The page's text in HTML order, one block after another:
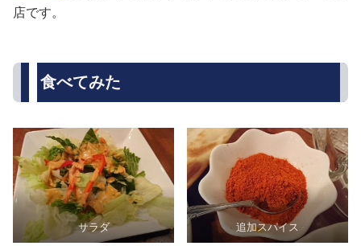
店です。
食べてみた
サラダ 追加スパイス